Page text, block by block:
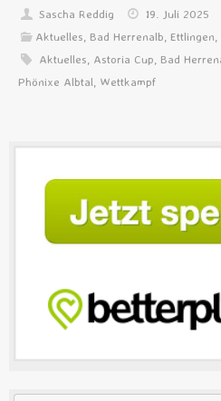
Sascha Reddig
19. Juli 2025
Aktuelles Bad Herrenalb Ettlingen
Aktuelles Astoria Cup Bad
Phönixe Albtal Wettkampf